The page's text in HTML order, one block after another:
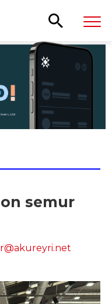
semur